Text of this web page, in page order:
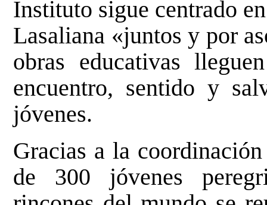
Instituto sigue centrado
Lasaliana «juntos y por
obras educativas
encuentro, sentido y
jóvenes.
Gracias a la
de 300 jóvenes